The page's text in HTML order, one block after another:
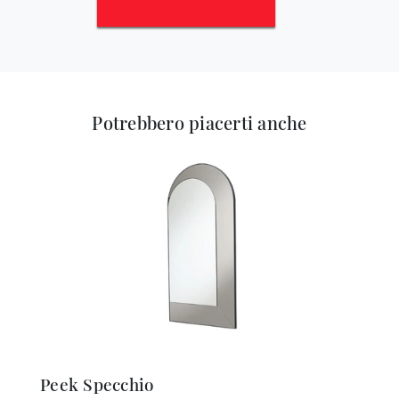
Potrebbero piacerti anche
Peek Specchio